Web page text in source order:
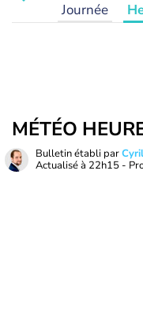
Journée
MÉTÉO
Bulletin établi par
Actualisé à 22h15 -